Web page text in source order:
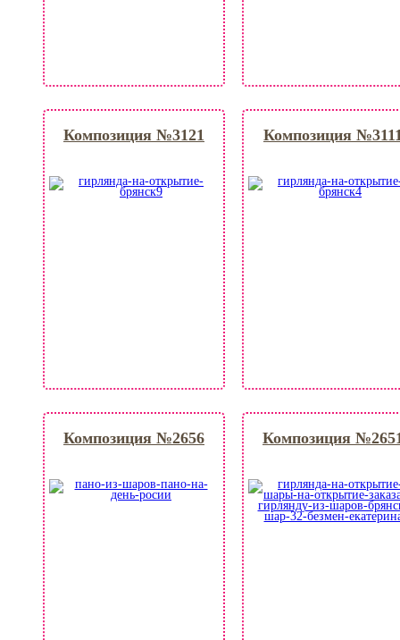
Композиция №3121 Композиция
Композиция №2656 Композиция